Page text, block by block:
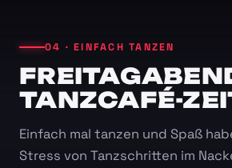
04 · EINFACH TANZEN
TANZCAFÉ-
Einfach mal tanzen und Spaß
Stress von Tanzschritten im